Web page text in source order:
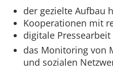
der gezielte Aufbau
Kooperationen mit
digitale
das Monitoring von
und sozialen